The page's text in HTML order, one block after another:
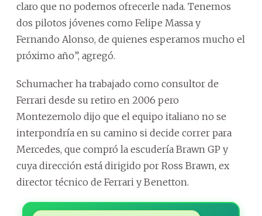
claro que no podemos ofrecerle nada. Tenemos
dos pilotos jóvenes como Felipe Massa y
Fernando Alonso, de quienes esperamos mucho el
próximo año”, agregó.
Schumacher ha trabajado como consultor de
Ferrari desde su retiro en 2006 pero
Montezemolo dijo que el equipo italiano no se
interpondría en su camino si decide correr para
Mercedes, que compró la escudería Brawn GP y
cuya dirección está dirigido por Ross Brawn, ex
director técnico de Ferrari y Benetton.